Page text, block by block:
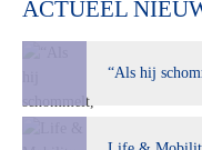
ACTUEEL
“Als hij